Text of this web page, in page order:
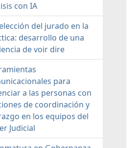
con IA
del jurado en la
desarrollo de una
de voir dire
para
a las personas con
de coordinación y
en los equipos del
Judicial